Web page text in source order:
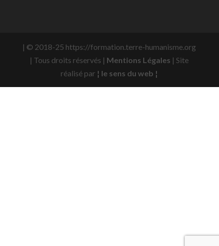
| © 2018-25 https://formation.terre-humanisme.org
| Tous droits réservés | Mentions Légales | Site
réalisé par ¦ le sens du web ¦